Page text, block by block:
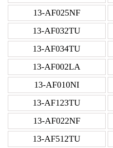
13-AF025NF
13-AF032TU
13-AF034TU
13-AF002LA
13-AF010NI
13-AF123TU
13-AF022NF
13-AF512TU